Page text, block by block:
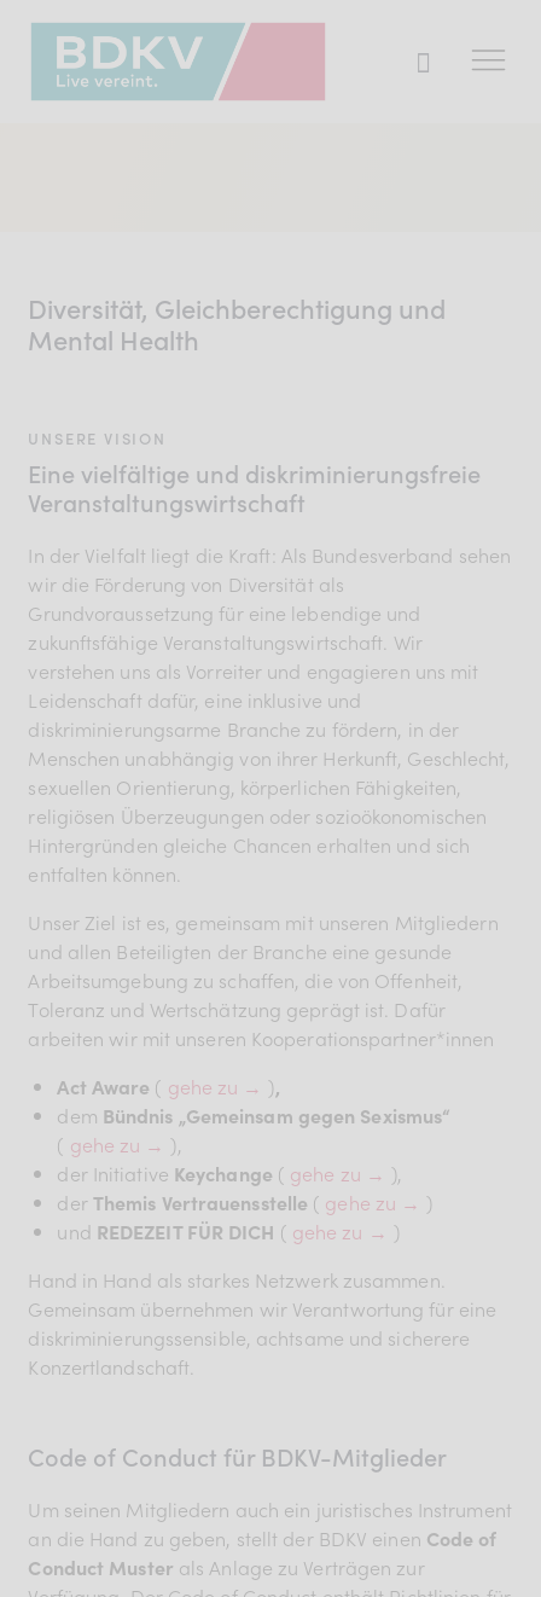
Diversität, Gleichberechtigung und
Mental Health
UNSERE VISION
Eine vielfältige und diskriminierungsfreie
Veranstaltungswirtschaft
In der Vielfalt liegt die Kraft: Als Bundesverband sehen
wir die Förderung von Diversität als
Grundvoraussetzung für eine lebendige und
zukunftsfähige Veranstaltungswirtschaft. Wir
verstehen uns als Vorreiter und engagieren uns mit
Leidenschaft dafür, eine inklusive und
diskriminierungsarme Branche zu fördern, in der
Menschen unabhängig von ihrer Herkunft, Geschlecht,
sexuellen Orientierung, körperlichen Fähigkeiten,
religiösen Überzeugungen oder sozioökonomischen
Hintergründen gleiche Chancen erhalten und sich
entfalten können.
Unser Ziel ist es, gemeinsam mit unseren Mitgliedern
und allen Beteiligten der Branche eine gesunde
Arbeitsumgebung zu schaffen, die von Offenheit,
Toleranz und Wertschätzung geprägt ist. Dafür
arbeiten wir mit unseren Kooperationspartner*innen
Act Aware ( gehe zu → ),
dem Bündnis „Gemeinsam gegen Sexismus“
( gehe zu → ),
der Initiative Keychange ( gehe zu → ),
derThemis Vertrauensstelle ( gehe zu → )
und REDEZEIT FÜR DICH ( gehe zu → )
Hand in Hand als starkes Netzwerk zusammen.
Gemeinsam übernehmen wir Verantwortung für eine
diskriminierungssensible, achtsame und sicherere
Konzertlandschaft.
Code of Conduct für BDKV-Mitglieder
Um seinen Mitgliedern auch ein juristisches Instrument
an die Hand zu geben, stellt der BDKV einen Code of
Conduct Muster als Anlage zu Verträgen zur
Services
Mitgliederbereich
Verband
BDKV Academy
Juristische Beratung und
Services
Geldwerte Vorteile und
Rabatte
BDKV Female Voice